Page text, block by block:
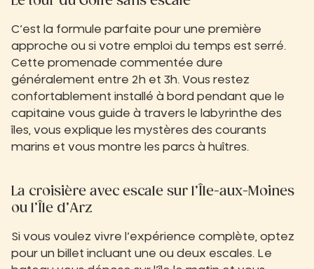
C’est la formule parfaite pour une première
approche ou si votre emploi du temps est serré.
Cette promenade commentée dure
généralement entre 2h et 3h. Vous restez
confortablement installé à bord pendant que le
capitaine vous guide à travers le labyrinthe des
îles, vous explique les mystères des courants
marins et vous montre les parcs à huîtres.
La croisière avec escale sur l’Île-aux-Moines
ou l’Île d’Arz
Si vous voulez vivre l’expérience complète, optez
pour un billet incluant une ou deux escales. Le